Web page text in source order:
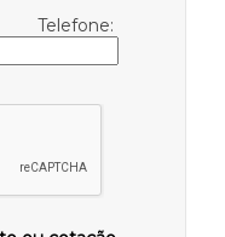
Telefone: